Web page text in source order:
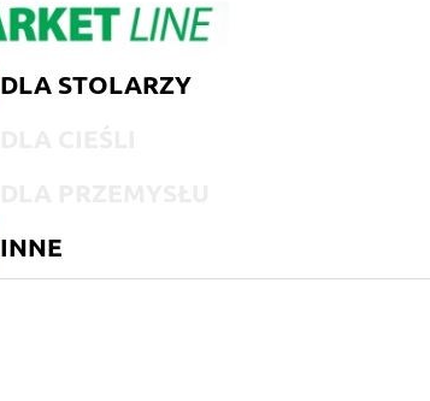
DLA STOLARZY
INNE